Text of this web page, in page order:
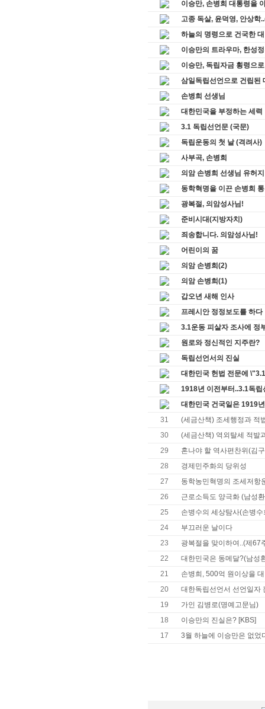
이승만, 손병희 대통령을
고종 독살, 윤덕영, 안상학
하늘의 명령으로 건국한
이승만의 트라우마, 한성
이승만, 독립자금 횡령으
삼일독립선언으로 건립된
손병희 선생님
대한민국을 부정하는 세력
3.1 독립선언문 (국문)
독립운동의 첫 날 (격려사)
사부곡, 손병희
의암 손병희 선생님 유허지
동학혁명을 이끈 손병희
광복절, 의암성사님!
준비시대(지방자치)
죄송합니다. 의암성사님!
어린이의 꿈
의암 손병희(2)
의암 손병희(1)
갑오년 새해 인사
프레시안 정정보도를 하다
3.1운동 피살자 조사에 정
원로와 정신적인 지주란?
독립선언서의 진실
대한민국 헌법 전문에
1918년 이전부터..3.1독립
대한민국 건국일은 1919
31
(세금산책) 조세행정과 적
30
(세금산책) 역외탈세 적발
29
혼나야 할 역사편찬위(김
28
경제민주화의 당위성
27
동학농민혁명의 조세저항
26
근로소득도 양극화 (남성
25
손병수의 세상탐사(손병
24
부끄러운 날이다
23
광복절을 맞이하여..(제67
22
대한민국은 동메달?(남성
21
손병희, 500억 원이상을
20
대한독립선언서 선언일자
19
가인 김병로(명예고문님)
18
이승만의 진실은? [KBS]
17
3월 하늘에 이승만은 없었